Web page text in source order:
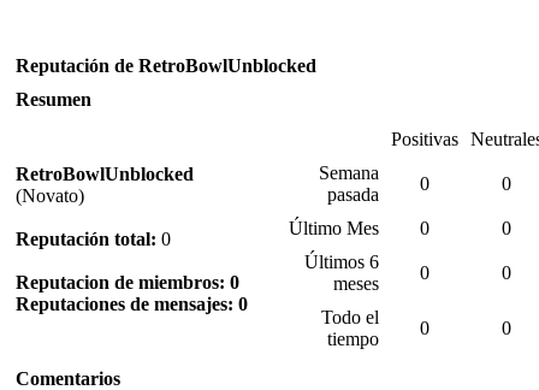
Reputación de RetroBowlUnblocked
Resumen
RetroBowlUnblocked
(Novato)
Reputación total: 0
Reputacion de miembros: 0
Reputaciones de mensajes: 0
Positivas
Semana
pasada
0 0
Último Mes 0
0
Últimos 6
meses
0 0
Todo el
tiempo
0 0
Comentarios